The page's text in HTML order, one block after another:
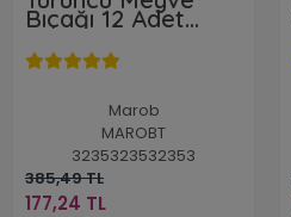
Bıçağı 12 Adet
Bıçak Seti
Marob
MAROBT
3235323532353
385,49 TL
177,24 TL